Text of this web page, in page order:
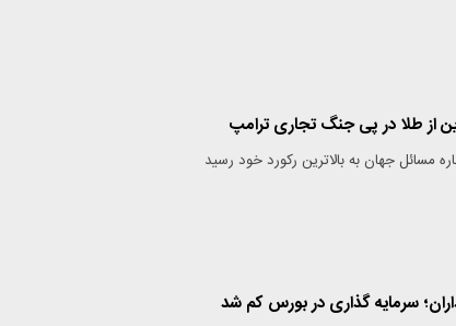
از طلا در پی جنگ تجاری ترامپ
مسائل جهان به بالاترین رکورد خود رسید
سرمایه گذاری در بورس کم شد